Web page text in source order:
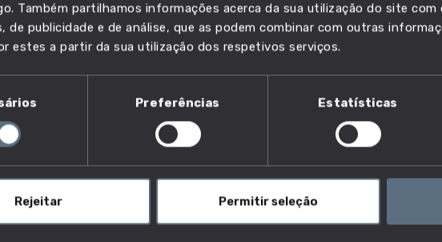
Também partilhamos informações acerca da sua utilização do site com
de publicidade e de análise, que as podem combinar com outras
estes a partir da sua utilização dos respetivos serviços.
Preferências Estatísticas
Rejeitar Permitir seleção
de metal, soldadores e
montagem de estruturas metálicas?
metálicas na construção instalam elementos metálicos nas
para edifícios, pontes e outros projetos de construção. Colocam
betão armado.